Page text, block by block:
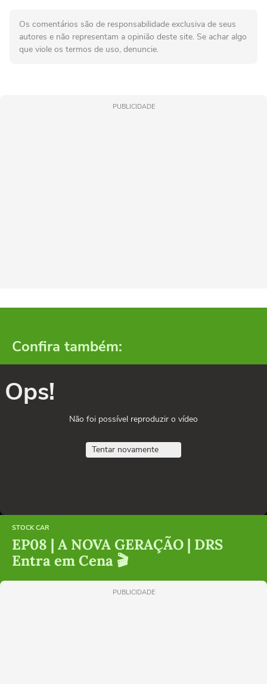
Os comentários são de responsabilidade exclusiva de seus
autores e não representam a opinião deste site. Se achar algo
que viole os termos de uso, denuncie.
PUBLICIDADE
Confira também:
Ops!
Não foi possível reproduzir o vídeo
Tentar novamente
STOCK CAR
EP08 | A NOVA GERAÇÃO | DRS
Entra em Cena 🎬
PUBLICIDADE